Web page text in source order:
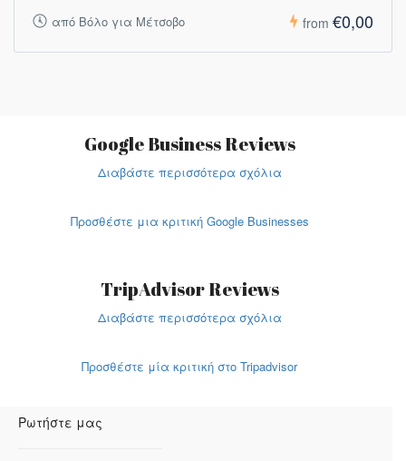
από Βόλο για Μέτσοβο from €0,00
Google Business Reviews
Διαβάστε περισσότερα σχόλια
Προσθέστε μια κριτική Google Businesses
TripAdvisor Reviews
Διαβάστε περισσότερα σχόλια
Προσθέστε μία κριτική στο Tripadvisor
Ρωτήστε μας